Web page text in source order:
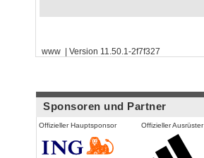
www | Version 11.50.1-2f7f327
Sponsoren und Partner
Offizieller Hauptsponsor Offizieller Ausrüster